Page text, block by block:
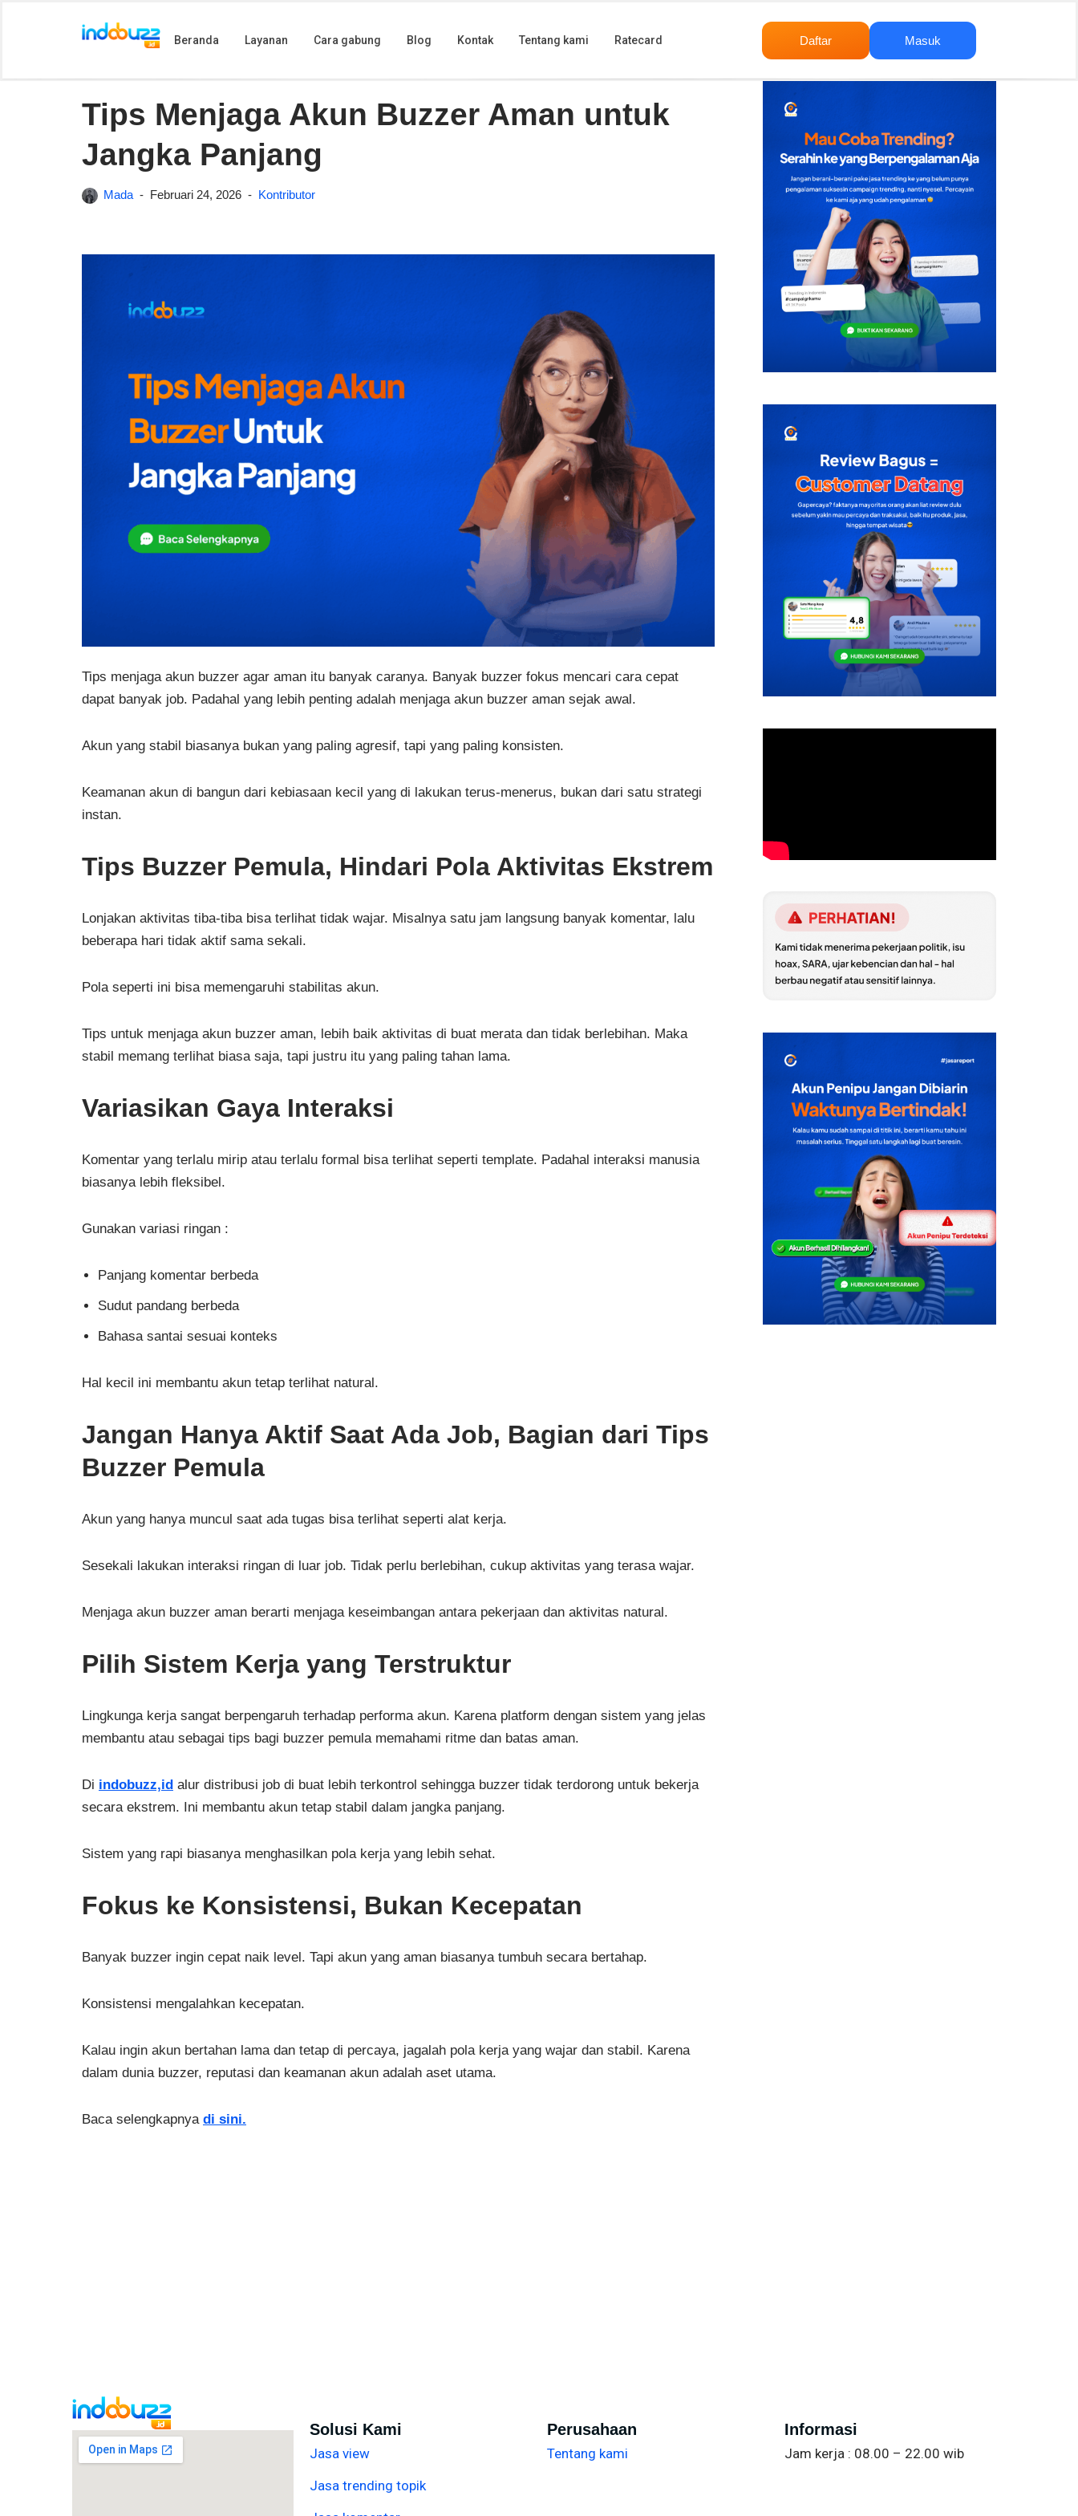
Beranda Layanan Cara gabung Blog Kontak Tentang kami Ratecard Daftar Masuk
Tips Menjaga Akun Buzzer Aman untuk
Jangka Panjang
Mada Februari 24, 2026 Kontributor
Tips menjaga akun buzzer agar aman itu banyak caranya. Banyak buzzer fokus mencari cara cepat
dapat banyak job. Padahal yang lebih penting adalah menjaga akun buzzer aman sejak awal.
Akun yang stabil biasanya bukan yang paling agresif, tapi yang paling konsisten.
Keamanan akun di bangun dari kebiasaan kecil yang di lakukan terus-menerus, bukan dari satu strategi
instan.
Tips Buzzer Pemula, Hindari Pola Aktivitas Ekstrem
Lonjakan aktivitas tiba-tiba bisa terlihat tidak wajar. Misalnya satu jam langsung banyak komentar, lalu
beberapa hari tidak aktif sama sekali.
Pola seperti ini bisa memengaruhi stabilitas akun.
Tips untuk menjaga akun buzzer aman, lebih baik aktivitas di buat merata dan tidak berlebihan. Maka
stabil memang terlihat biasa saja, tapi justru itu yang paling tahan lama.
Variasikan Gaya Interaksi
Komentar yang terlalu mirip atau terlalu formal bisa terlihat seperti template. Padahal interaksi manusia
biasanya lebih fleksibel.
Gunakan variasi ringan :
Panjang komentar berbeda
Sudut pandang berbeda
Bahasa santai sesuai konteks
Hal kecil ini membantu akun tetap terlihat natural.
Jangan Hanya Aktif Saat Ada Job, Bagian dari Tips
Buzzer Pemula
Akun yang hanya muncul saat ada tugas bisa terlihat seperti alat kerja.
Sesekali lakukan interaksi ringan di luar job. Tidak perlu berlebihan, cukup aktivitas yang terasa wajar.
Menjaga akun buzzer aman berarti menjaga keseimbangan antara pekerjaan dan aktivitas natural.
Pilih Sistem Kerja yang Terstruktur
Lingkunga kerja sangat berpengaruh terhadap performa akun. Karena platform dengan sistem yang jelas
membantu atau sebagai tips bagi buzzer pemula memahami ritme dan batas aman.
Di indobuzz,id alur distribusi job di buat lebih terkontrol sehingga buzzer tidak terdorong untuk bekerja
secara ekstrem. Ini membantu akun tetap stabil dalam jangka panjang.
Sistem yang rapi biasanya menghasilkan pola kerja yang lebih sehat.
Fokus ke Konsistensi, Bukan Kecepatan
Banyak buzzer ingin cepat naik level. Tapi akun yang aman biasanya tumbuh secara bertahap.
Konsistensi mengalahkan kecepatan.
Kalau ingin akun bertahan lama dan tetap di percaya, jagalah pola kerja yang wajar dan stabil. Karena
dalam dunia buzzer, reputasi dan keamanan akun adalah aset utama.
Baca selengkapnya di sini.
Solusi Kami
Jasa view
Jasa trending topik
Perusahaan
Tentang kami
Informasi
Jam kerja : 08.00 – 22.00 wib